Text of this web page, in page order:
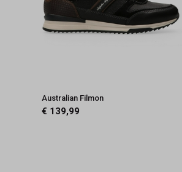
Australian Filmon
€ 139,99